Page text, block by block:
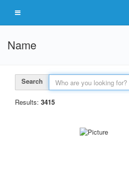
Name
Search
Results: 3415